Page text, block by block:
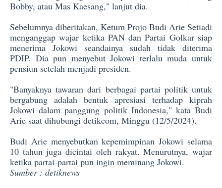
Bobby, atau Mas Kaesang," lanjut dia.
Sebelumnya diberitakan, Ketum Projo Budi Arie Setiadi
menganggap wajar ketika PAN dan Partai Golkar siap
menerima Jokowi seandainya sudah tidak diterima
PDIP. Dia pun menyebut Jokowi terlalu muda untuk
pensiun setelah menjadi presiden.
"Banyaknya tawaran dari berbagai partai politik untuk
bergabung adalah bentuk apresiasi terhadap kiprah
Jokowi dalam panggung politik Indonesia," kata Budi
Arie saat dihubungi detikcom, Minggu (12/5/2024).
Budi Arie menyebutkan kepemimpinan Jokowi selama
10 tahun juga dicintai oleh rakyat. Menurutnya, wajar
ketika partai-partai pun ingin meminang Jokowi.
Sumber : detiknews